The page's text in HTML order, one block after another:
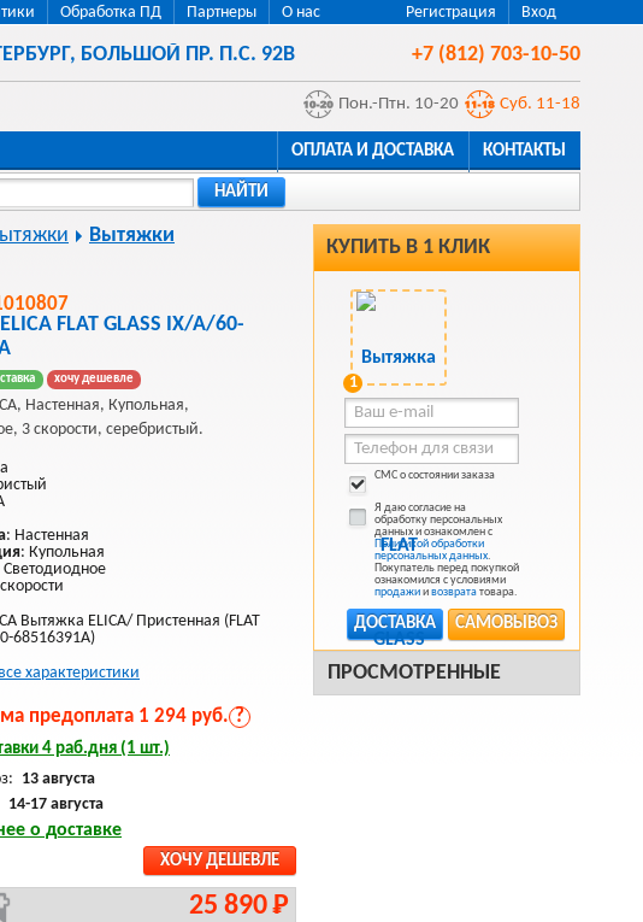
Регистрация Вход
Обработка ПД Партнеры
О нас
, БОЛЬШОЙ ПР. П.С. 92В +7 (812) 703-10-50
Пон.-Птн. 10-20 Суб. 11-18
ОПЛАТА И ДОСТАВКА КОНТАКТЫ
НАЙТИ
КУПИТЬ В 1 КЛИК
1
СМС о состоянии заказа
Я даю согласие на
обработку персональных
данных и ознакомлен с
Политикой обработки
персональных данных.
Покупатель перед покупкой
ознакомился с условиями
продажиивозврататовара.
САМОВЫВОЗ
ДОСТАВКА
ПРОСМОТРЕННЫЕ
Вытяжки
FLAT GLASS IX/A/60-
хочу дешевле
Настенная, Купольная,
3 скорости, серебристый.
: Настенная
: Купольная
Светодиодное
Вытяжка ELICA/ Пристенная (FLAT
68516391A)
характеристики
предоплата 1 294 руб. ?
4 раб.дня (1 шт.)
13 августа
14-17 августа
о доставке
ХОЧУ ДЕШЕВЛЕ
25 890 Р